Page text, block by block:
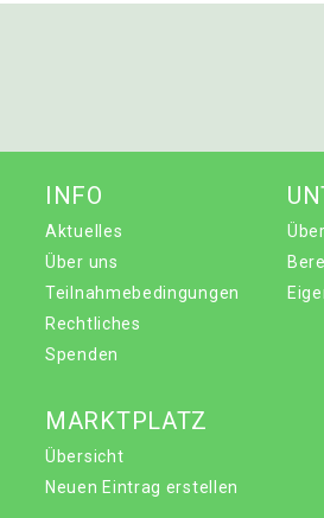
INFO
Aktuelles
Über uns
Teilnahmebedingungen
Rechtliches
Spenden
MARKTPLATZ
Übersicht
Neuen Eintrag erstellen